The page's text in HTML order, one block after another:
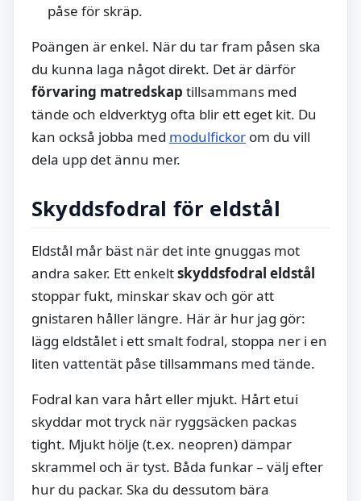
påse för skräp.
Poängen är enkel. När du tar fram påsen ska
du kunna laga något direkt. Det är därför
förvaring matredskap tillsammans med
tände och eldverktyg ofta blir ett eget kit. Du
kan också jobba med modulfickor om du vill
dela upp det ännu mer.
Skyddsfodral för eldstål
Eldstål mår bäst när det inte gnuggas mot
andra saker. Ett enkeltskyddsfodral eldstål
stoppar fukt, minskar skav och gör att
gnistaren håller längre. Här är hur jag gör:
lägg eldstålet i ett smalt fodral, stoppa ner i en
liten vattentät påse tillsammans med tände.
Fodral kan vara hårt eller mjukt. Hårt etui
skyddar mot tryck när ryggsäcken packas
tight. Mjukt hölje (t.ex. neopren) dämpar
skrammel och är tyst. Båda funkar – välj efter
hur du packar. Ska du dessutom bära